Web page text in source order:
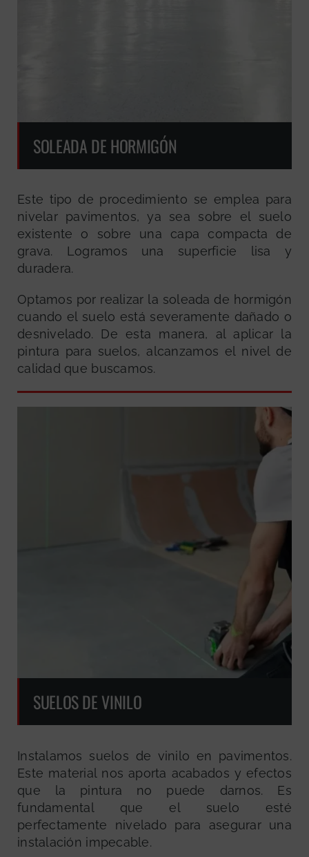
SOLEADA DE HORMIGÓN
Este tipo de procedimiento se emplea para
nivelar pavimentos, ya sea sobre el suelo
existente o sobre una capa compacta de
grava. Logramos una superficie lisa y
duradera.
Optamos por realizar la soleada de hormigón
cuando el suelo está severamente dañado o
desnivelado. De esta manera, al aplicar la
pintura para suelos, alcanzamos el nivel de
calidad que buscamos.
SUELOS DE VINILO
Instalamos suelos de vinilo en pavimentos.
Este material nos aporta acabados y efectos
que la pintura no puede darnos. Es
fundamental que el suelo esté
perfectamente nivelado para asegurar una
instalación impecable.